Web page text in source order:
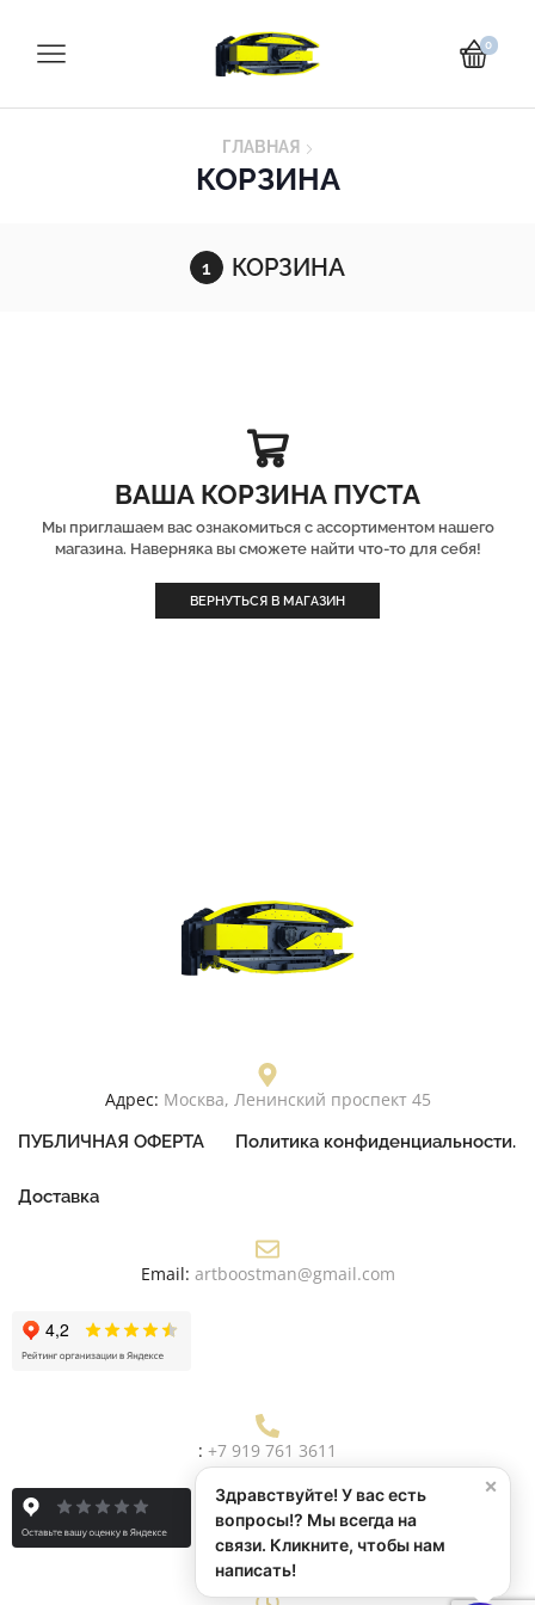
0
ГЛАВНАЯ
КОРЗИНА
КОРЗИНА
ВАША КОРЗИНА ПУСТА
Мы приглашаем вас ознакомиться с ассортиментом нашего
магазина. Наверняка вы сможете найти что-то для себя!
ВЕРНУТЬСЯ В МАГАЗИН
Адрес: Москва, Ленинский проспект 45
ПУБЛИЧНАЯ ОФЕРТА Политика конфиденциальности.
Доставка
Email: artboostman@gmail.com
: +7 919 761 3611
×
Здравствуйте! У вас есть
вопросы!? Мы всегда на
связи. Кликните, чтобы нам
написать!